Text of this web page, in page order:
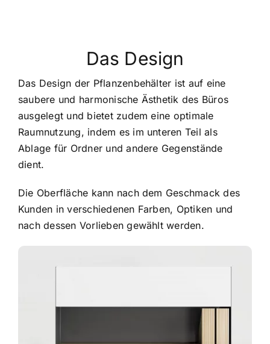
Das Design
Das Design der Pflanzenbehälter ist auf eine
saubere und harmonische Ästhetik des Büros
ausgelegt und bietet zudem eine optimale
Raumnutzung, indem es im unteren Teil als
Ablage für Ordner und andere Gegenstände
dient.
Die Oberfläche kann nach dem Geschmack des
Kunden in verschiedenen Farben, Optiken und
nach dessen Vorlieben gewählt werden.